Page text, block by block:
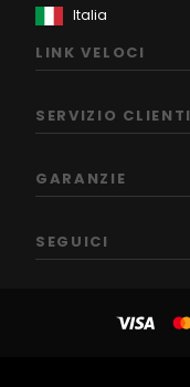
LINK VELOCI
SERVIZIO CLIENTI
GARANZIE
SEGUICI